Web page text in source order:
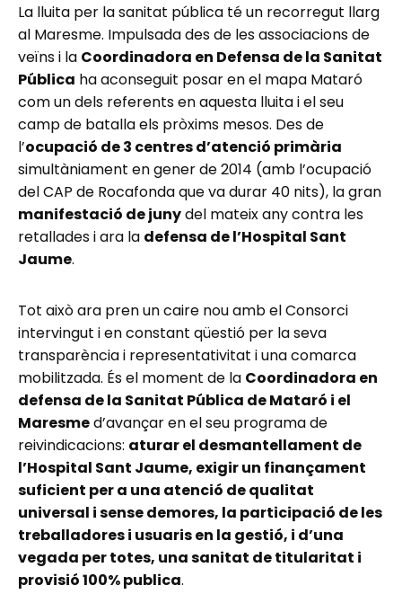
La lluita per la sanitat pública té un recorregut llarg
al Maresme. Impulsada des de les associacions de
veïns i la Coordinadora en Defensa de la Sanitat
Pública ha aconseguit posar en el mapa Mataró
com un dels referents en aquesta lluita i el seu
camp de batalla els pròxims mesos. Des de
l’ocupació de 3 centres d’atenció primària
simultàniament en gener de 2014 (amb l’ocupació
del CAP de Rocafonda que va durar 40 nits), la gran
manifestació de junydel mateix any contra les
retallades i ara la defensa de l’Hospital Sant
Jaume.
Tot això ara pren un caire nou amb el Consorci
intervingut i en constant qüestió per la seva
transparència i representativitat i una comarca
mobilitzada. És el moment de la Coordinadora en
defensa de la Sanitat Pública de Mataró i el
Maresmed’avançar en el seu programa de
reivindicacions: aturar el desmantellament de
l’Hospital Sant Jaume, exigir un finançament
suficient per a una atenció de qualitat
universal i sense demores, la participació de les
treballadores i usuaris en la gestió, i d’una
vegada per totes, una sanitat de titularitat i
provisió 100% publica.